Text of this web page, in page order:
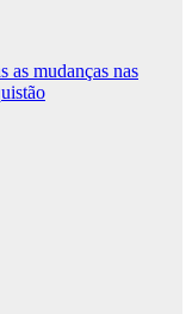
as mudanças nas